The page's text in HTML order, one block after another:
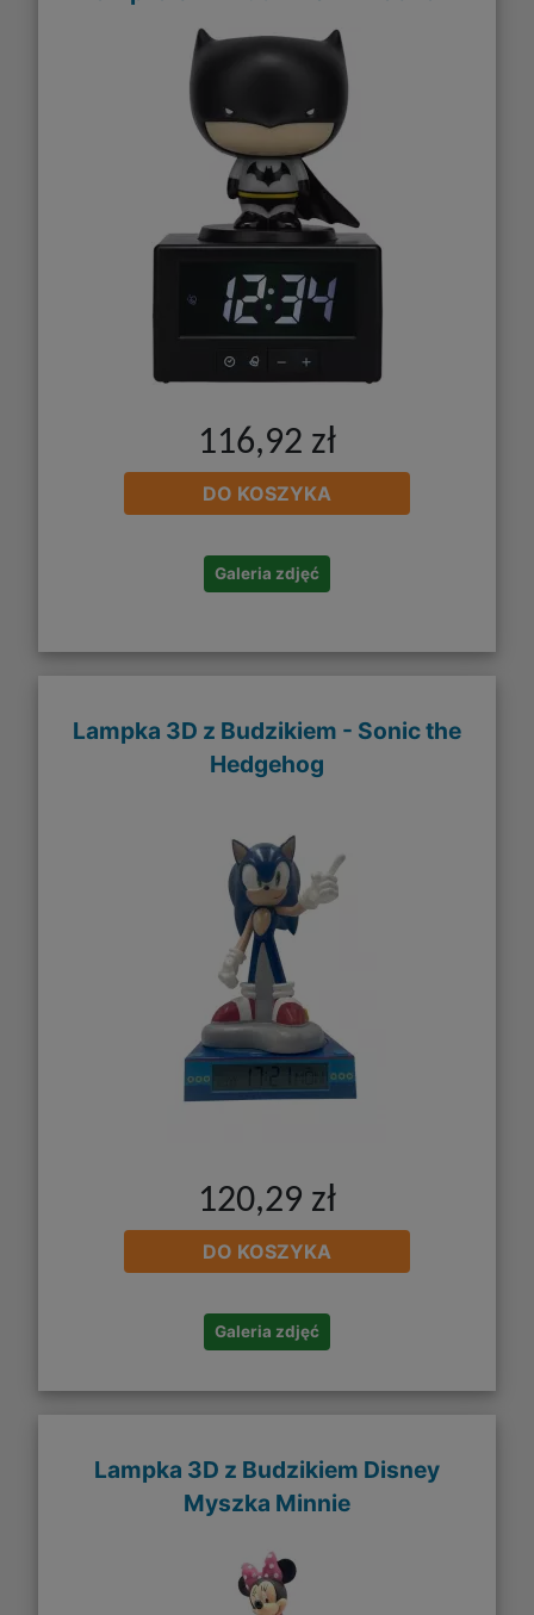
116,92 zł
DO KOSZYKA
Galeria zdjęć
Lampka 3D z Budzikiem - Sonic the
Hedgehog
120,29 zł
DO KOSZYKA
Galeria zdjęć
Lampka 3D z Budzikiem Disney
Myszka Minnie